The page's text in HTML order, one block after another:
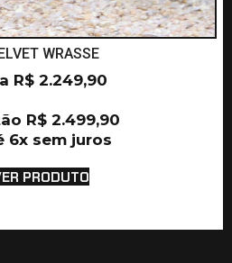
WRASSE
R$2.249,90
R$2.499,90
6x sem juros
PRODUTO